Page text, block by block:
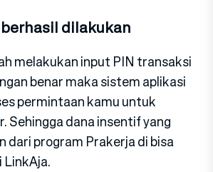
dilakukan
melakukan input PIN transaksi
benar maka sistem aplikasi
permintaan kamu untuk
Sehingga dana insentif yang
dari program Prakerja di bisa
LinkAja.